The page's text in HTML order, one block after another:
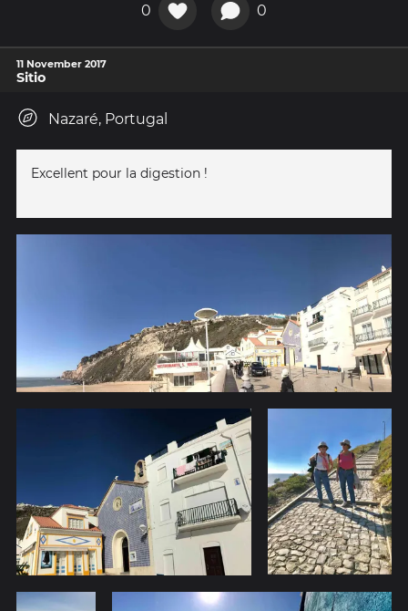
0 0
11 November 2017
Sitio
Nazaré, Portugal
Excellent pour la digestion !